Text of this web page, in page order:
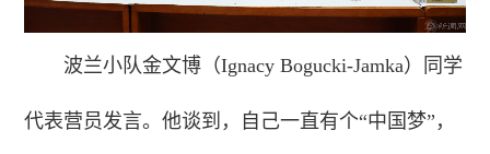
波兰小队金文博（Ignacy Bogucki-Jamka）同学
代表营员发言。他谈到，自己一直有个“中国梦”，